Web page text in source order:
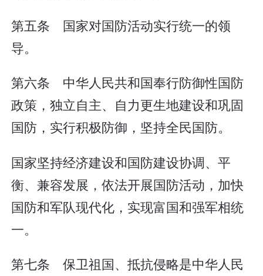
第五条 国家对国防活动实行统一的领
导。
第六条 中华人民共和国奉行防御性国防
政策，独立自主、自力更生地建设和巩固
国防，实行积极防御，坚持全民国防。
国家坚持经济建设和国防建设协调、平
衡、兼容发展，依法开展国防活动，加快
国防和军队现代化，实现富国和强军相统
一。
第七条 保卫祖国、抵抗侵略是中华人民